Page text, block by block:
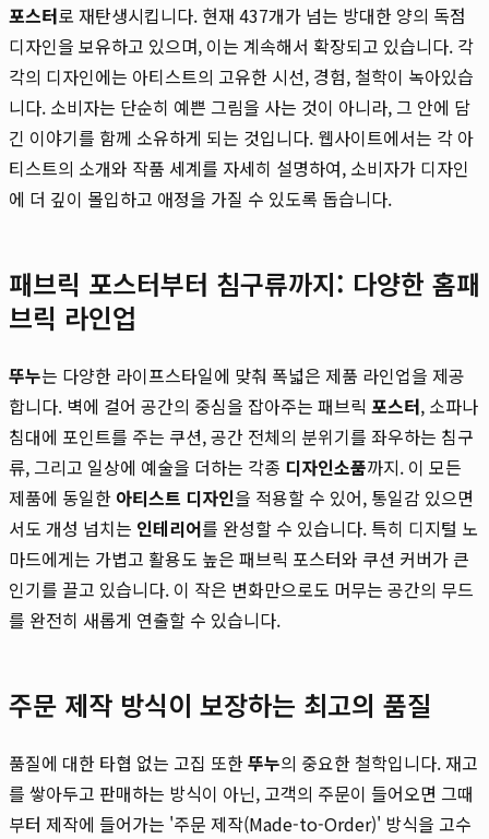
포스터로 재탄생시킵니다. 현재 437개가 넘는 방대한 양의 독점
디자인을 보유하고 있으며, 이는 계속해서 확장되고 있습니다. 각
각의 디자인에는 아티스트의 고유한 시선, 경험, 철학이 녹아있습
니다. 소비자는 단순히 예쁜 그림을 사는 것이 아니라, 그 안에 담
긴 이야기를 함께 소유하게 되는 것입니다. 웹사이트에서는 각 아
티스트의 소개와 작품 세계를 자세히 설명하여, 소비자가 디자인
에 더 깊이 몰입하고 애정을 가질 수 있도록 돕습니다.
패브릭 포스터부터 침구류까지: 다양한 홈패
브릭 라인업
뚜누는 다양한 라이프스타일에 맞춰 폭넓은 제품 라인업을 제공
합니다. 벽에 걸어 공간의 중심을 잡아주는 패브릭 포스터, 소파나
침대에 포인트를 주는 쿠션, 공간 전체의 분위기를 좌우하는 침구
류, 그리고 일상에 예술을 더하는 각종 디자인소품까지. 이 모든
제품에 동일한 아티스트 디자인을 적용할 수 있어, 통일감 있으면
서도 개성 넘치는 인테리어를 완성할 수 있습니다. 특히 디지털 노
마드에게는 가볍고 활용도 높은 패브릭 포스터와 쿠션 커버가 큰
인기를 끌고 있습니다. 이 작은 변화만으로도 머무는 공간의 무드
를 완전히 새롭게 연출할 수 있습니다.
주문 제작 방식이 보장하는 최고의 품질
품질에 대한 타협 없는 고집 또한뚜누의 중요한 철학입니다. 재고
를 쌓아두고 판매하는 방식이 아닌, 고객의 주문이 들어오면 그때
부터 제작에 들어가는 '주문 제작(Made-to-Order)' 방식을 고수